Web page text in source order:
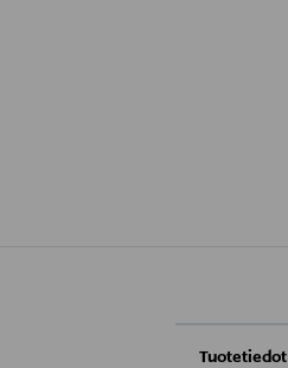
Tuotetiedot